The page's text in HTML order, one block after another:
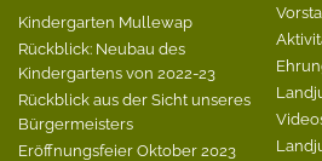
Kindergarten Mullewap
Rückblick: Neubau des
Kindergartens von 2022-23
Rückblick aus der Sicht unseres
Bürgermeisters
Eröffnungsfeier Oktober 2023